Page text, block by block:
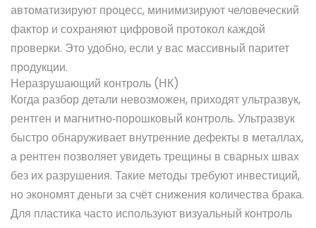
автоматизируют процесс, минимизируют человеческий
фактор и сохраняют цифровой протокол каждой
проверки. Это удобно, если у вас массивный паритет
продукции.
Неразрушающий контроль (НК)
Когда разбор детали невозможен, приходят ультразвук,
рентген и магнитно‑порошковый контроль. Ультразвук
быстро обнаруживает внутренние дефекты в металлах,
а рентген позволяет увидеть трещины в сварных швах
без их разрушения. Такие методы требуют инвестиций,
но экономят деньги за счёт снижения количества брака.
Для пластика часто используют визуальный контроль